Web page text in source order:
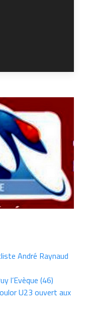
André Raynaud
l’Evèque (46)
U23 ouvert aux